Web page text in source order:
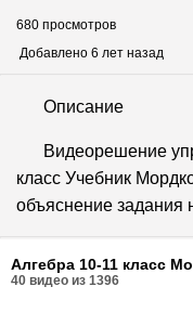
680 просмотров
Добавлено 6 лет назад
Описание
Видеорешение
класс Учебник
объяснение задания
Алгебра 10-11 класс
40 видео из 1396